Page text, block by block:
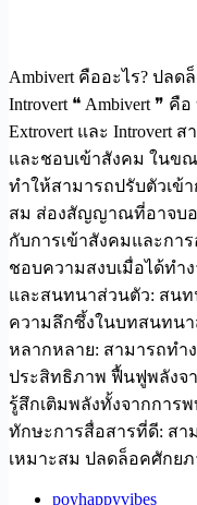
Ambivert คืออะไร? ปล
Introvert ❝ Ambivert ❞
Extrovert และ Introvert
และชอบเข้าสังคม ในข
ทำให้สามารถปรับตัวเข้
สม ส่องสัญญาณที่อาจบอ
กับการเข้าสังคมและกา
ชอบความสงบเมื่อได้ทำ
และสนทนาส่วนตัว: สน
ความลึกซึ้งในบทสนทน
หลากหลาย: สามารถทำ
ประสิทธิภาพ ฟื้นฟูพลังจ
รู้สึกเติมพลังทั้งจากการ
ทักษะการสื่อสารที่ดี: สา
เหมาะสม ปลดล็อคศักย
poyhappyvibes